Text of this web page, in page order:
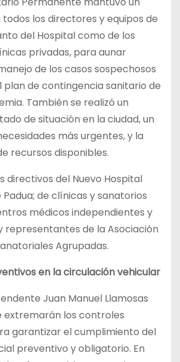
los directores y equipos de
del Hospital como de los
privadas, para aunar
de los casos sospechosos
plan de contingencia sanitario de
También se realizó un
de situación en la ciudad, un
más urgentes, y la
recursos disponibles.
directivos del Nuevo Hospital
Padua; de clínicas y sanatorios
médicos independientes y
representantes de la Asociación
Agrupadas.
en la circulación vehicular
Juan Manuel Llamosas
extremarán los controles
garantizar el cumplimiento del
preventivo y obligatorio. En